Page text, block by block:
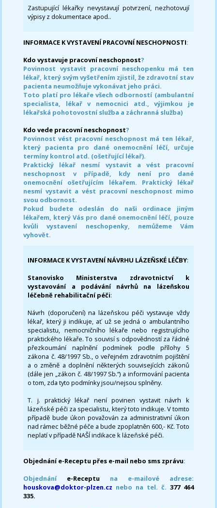
Zastupující lékařky nevystavují potvrzení, nezhotovují
výpisy z dokumentace apod..
INFORMACE K VYSTAVENÍ PRACOVNÍ NESCHOPNOSTI:
Kdo vystavuje pracovní neschopnost?
Povinnost vystavit pracovní neschopenku má ten
lékař, který svým vyšetřením zjistil, že zdravotní stav
pacienta neumožňuje vykonávat jeho práci.
Toto platí pro lékaře všech odborností (ambulantní
specialista, lékař v nemocnici atd., výjimkou je
lékařská pohotovostní služba a záchranná služba)
Kdo vede pracovní neschopnost?
Povinnost vést pracovní neschopnost má ten lékař,
který pacienta pro dané onemocnění léčí, určuje
termíny kontrol atd. (ošetřující lékař).
Praktický lékař nesmí vystavit a vést pracovní
neschopnost v případě, kdy není pro dané
onemocnění ošetřujícím lékařem. Praktický lékař
nesmí vystavit a vést pracovní neschopnost mimo
svou odbornost.
Pokud budete odeslán do naši ordinace jiným
lékařem, který Vás pro dané onemocnění léčí, pouze
kvůli vystavení neschopenky, nemůžeme Vám
vyhovět.
INFORMACE K VYSTAVENÍ NÁVRHU LÁZEŇSKÉ LÉČBY:
Stanovisko Ministerstva zdravotnictví k
vystavování a podávání návrhů na lázeňskou
léčebně rehabilitační péči:
Návrh (doporučení) na lázeňskou péči vystavuje vždy
lékař, který ji indikuje, ať už se jedná o ambulantního
specialistu, nemocničního lékaře nebo registrujícího
praktického lékaře. To souvisí s odpovědností za řádné
přezkoumání naplnění podmínek podle přílohy 5
zákona č. 48/1997 Sb., o veřejném zdravotním pojištění
a o změně a doplnění některých souvisejících zákonů
(dále jen „zákon č. 48/1997 Sb.“) a informování pacienta
o tom, zda tyto podmínky jsou/nejsou splněny.
T. j. praktický lékař není povinen vystavit návrh k
lázeňské péči za specialistu, který toto indikuje. V tomto
případě bude úkon považován za administrativní úkon
nad rámec běžné péče a bude zpoplatněn 600,- Kč. Toto
neplatí v případě NAŠÍ indikace k lázeňské péči.
Objednání e-Receptu přes e-mail nebo sms zprávu:
Objednání e-Receptu na e-mailové adrese:
houskova@doktor-plzen.cz nebo na tel. č. 377 464
335.